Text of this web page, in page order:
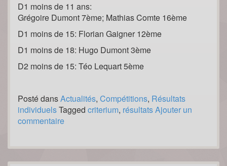
D1 moins de 11 ans:
Grégoire Dumont 7ème; Mathias Comte 16ème
D1 moins de 15: Florian Gaigner 12ème
D1 moins de 18: Hugo Dumont 3ème
D2 moins de 15: Téo Lequart 5ème
Posté dansActualités, Compétitions, Résultats
individuelsTagged criterium, résultatsAjouter un
commentaire